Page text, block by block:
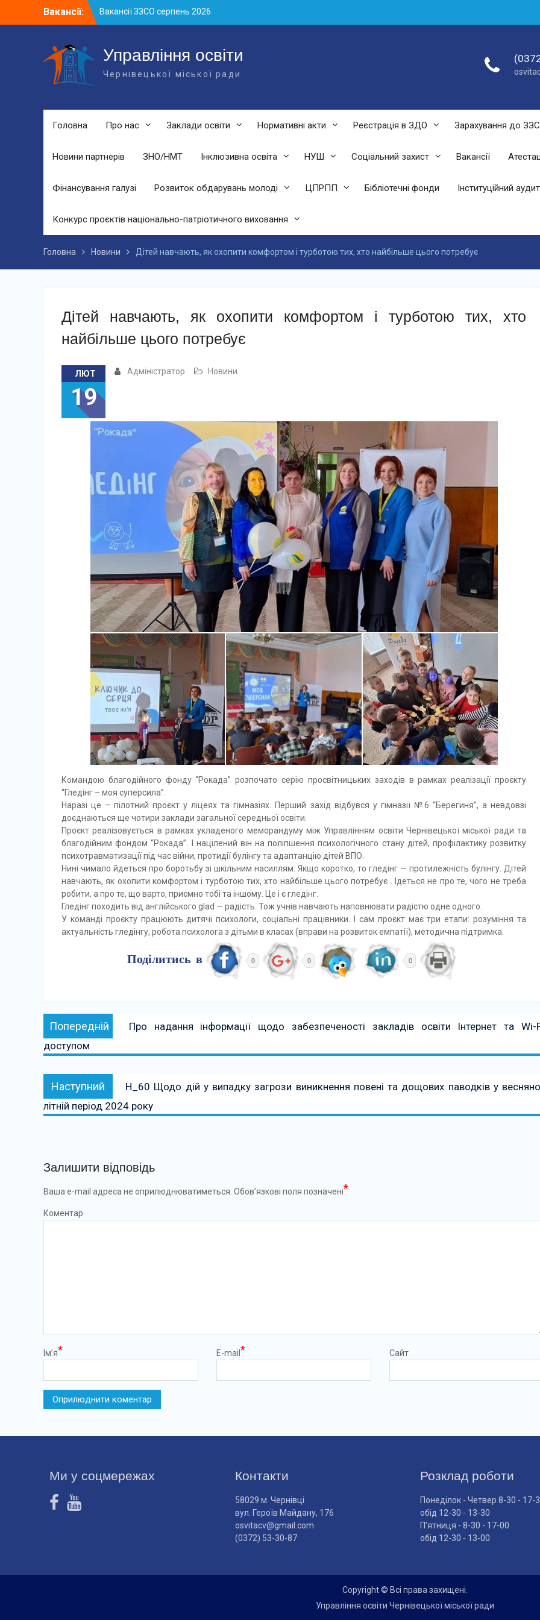
Вакансії:
Вакансії ЗЗСО серпень 2026
Вакансії ЗЗСО червень 2026
підрозділах ЗЗСО станом на 01.08.2026
р.Управління освіти
Чернівецької міської ради
Головна Про нас Заклади освіти Нормативні акти Реєстрація в ЗДО Зарахування до
Новини партнерів ЗНО/НМТ Інклюзивна освіта НУШ Соціальний захист Вакансії
Фінансування галузі Розвиток обдарувань молоді ЦПРПП Бібліотечні фонди Інституційний аудит
Конкурс проєктів національно-патріотичного виховання
Головна Новини Дітей навчають, як охопити комфортом і турботою тих, хто найбільше цього потребує
Дітей навчають, як охопити комфортом і турботою тих, хто
найбільше цього потребує
ЛЮТ
19
Адміністратор Новини
Командою благодійного фонду “Рокада” розпочато серію просвітницьких заходів в рамках реалізації проєкту
“Гледінг – моя суперсила”.
Наразі це – пілотний проєкт у ліцеях та гімназіях. Перший захід відбувся у гімназії №6 “Берегиня”, а невдовзі
доєднаються ще чотири заклади загальної середньої освіти.
Проєкт реалізовується в рамках укладеного меморандуму між Управлінням освіти Чернівецької міської ради та
благодійним фондом “Рокада”. І націлений він на поліпшення психологічного стану дітей, профілактику розвитку
психотравматизації під час війни, протидії булінгу та адаптанцію дітей ВПО.
Нині чимало йдеться про боротьбу зі шкільним насиллям. Якщо коротко, то гледінг — протилежність булінгу. Дітей
навчають, як охопити комфортом і турботою тих, хто найбільше цього потребує . Ідеться не про те, чого не треба
робити, а про те, що варто, приємно тобі та іншому. Це і є гледінг.
Гледінг походить від англійського glad — радість. Тож учнів навчають наповнювати радістю одне одного.
У команді проєкту працюють дитячі психологи, соціальні працівники. І сам проєкт має три етапи: розуміння та
актуальність гледінгу, робота психолога з дітьми в класах (вправи на розвиток емпатії), методична підтримка.
Поділитись в 0 0 0
Навігація
записів
Попередній Попередній:
Про надання інформації щодо забезпеченості закладів освіти Інтернет та Wi-
доступом
Наступний Наступний:
Н_60 Щодо дій у випадку загрози виникнення повені та дощових паводків у
літній період 2024 року
Залишити відповідь
Ваша e-mail адреса не оприлюднюватиметься. Обов’язкові поля позначені*
Коментар
Ім’я* E-mail * Сайт
Ми у соцмережах Контакти
58029 м. Чернівці
вул. Героїв Майдану, 176
osvitacv@gmail.com
(0372) 53-30-87
Розклад роботи
Понеділок - Четвер 8-30 - 17-
обід 12-30 - 13-30
П'ятниця - 8-30 - 17-00
обід 12-30 - 13-00
Copyright © Всі права захищені.
Управління освіти Чернівецької міської ради